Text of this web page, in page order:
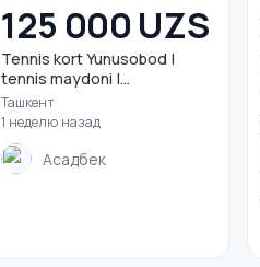
125 000 UZS
Tennis kort Yunusobod |
tennis maydoni |...
Ташкент
1 неделю назад
Асадбек